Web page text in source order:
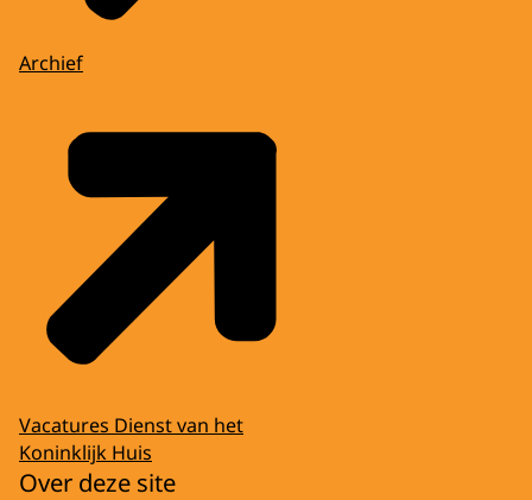
Archief
Vacatures Dienst van het
Koninklijk Huis
Over deze site